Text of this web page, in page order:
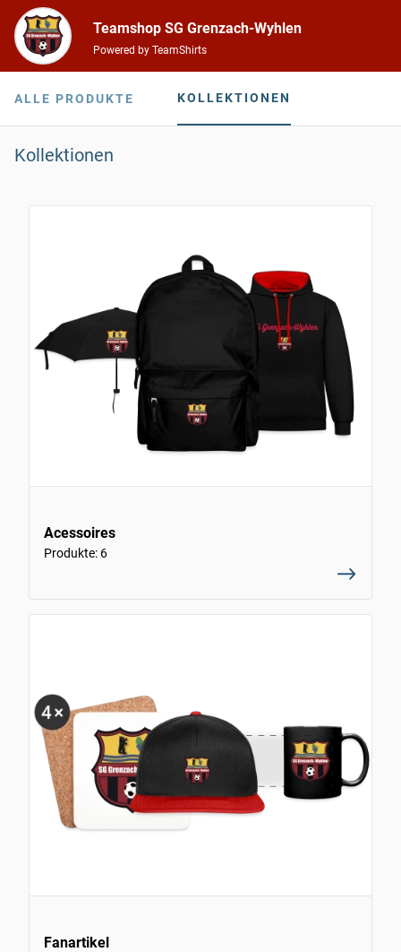
Teamshop SG Grenzach-Wyhlen
Powered by TeamShirts
ALLE PRODUKTE KOLLEKTIONEN
Kollektionen
Acessoires
Produkte: 6
Fanartikel